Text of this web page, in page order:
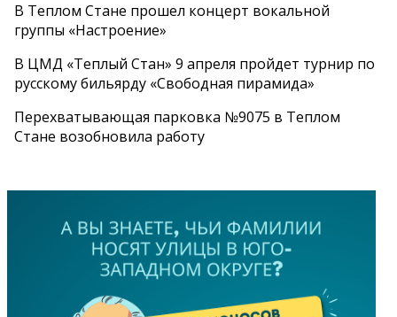
В Теплом Стане прошел концерт вокальной
группы «Настроение»
В ЦМД «Теплый Стан» 9 апреля пройдет турнир по
русскому бильярду «Свободная пирамида»
Перехватывающая парковка №9075 в Теплом
Стане возобновила работу